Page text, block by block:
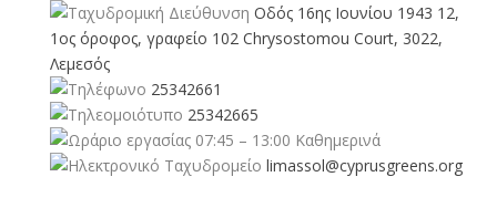
Οδός 16ης Ιουνίου 1943 12,
1ος όροφος, γραφείο 102 Chrysostomou Court, 3022,
Λεμεσός
25342661
25342665
07:45 – 13:00 Καθημερινά
limassol@cyprusgreens.org